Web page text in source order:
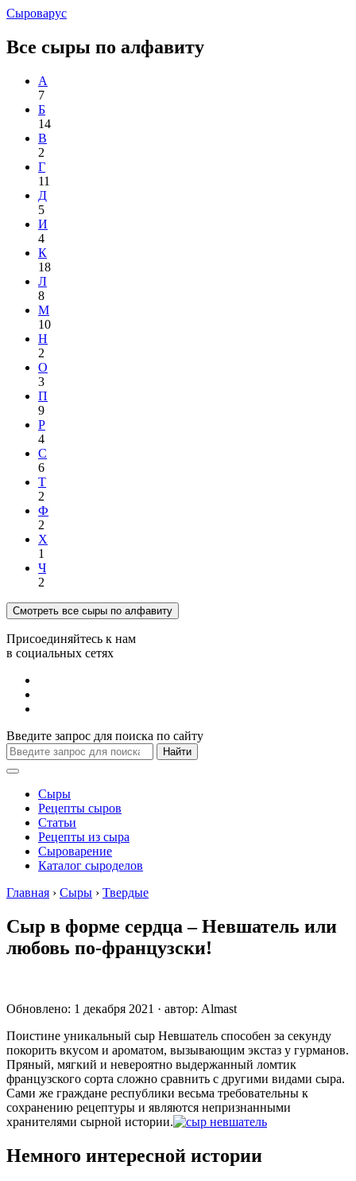
Сыроварус
Все сыры по алфавиту
А
7
Б
14
В
2
Г
11
Д
5
И
4
К
18
Л
8
М
10
Н
2
О
3
П
9
Р
4
С
6
Т
2
Ф
2
Х
1
Ч
2
Смотреть все сыры по алфавиту
Присоединяйтесь к нам
в социальных сетях
Введите запрос для поиска по сайту
Найти
Сыры
Рецепты сыров
Статьи
Рецепты из сыра
Сыроварение
Каталог сыроделов
Главная › Сыры › Твердые
Сыр в форме сердца – Невшатель или
любовь по-французски!
Обновлено: 1 декабря 2021 · автор: Almast
Поистине уникальный сыр Невшатель способен за секунду
покорить вкусом и ароматом, вызывающим экстаз у гурманов.
Пряный, мягкий и невероятно выдержанный ломтик
французского сорта сложно сравнить с другими видами сыра.
Сами же граждане республики весьма требовательны к
сохранению рецептуры и являются непризнанными
хранителями сырной истории.
Немного интересной истории